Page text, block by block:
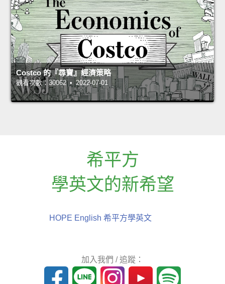
Costco 的『尋寶』經濟策略
觀看次數：30062 • 2022-07-01
希平方
學英文的新希望
HOPE English 希平方學英文
加入我們 / 追蹤：